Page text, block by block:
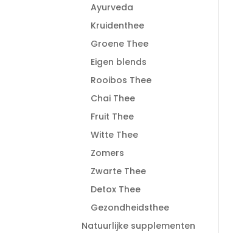
Ayurveda
Kruidenthee
Groene Thee
Eigen blends
Rooibos Thee
Chai Thee
Fruit Thee
Witte Thee
Zomers
Zwarte Thee
Detox Thee
Gezondheidsthee
Natuurlijke supplementen